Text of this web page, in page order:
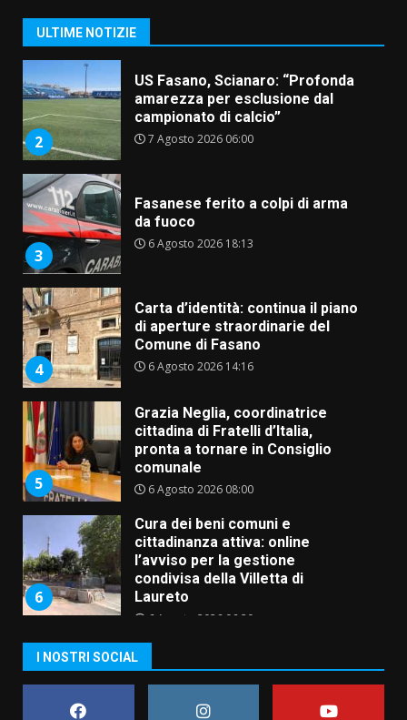
ULTIME NOTIZIE
1
2
US Fasano, Scianaro: “Profonda
amarezza per esclusione dal
campionato di calcio”
7 Agosto 2026 06:00
3
da fuoco
4
di aperture straordinarie del
Comune di Fasano
5
cittadina di Fratelli d’Italia,
pronta a tornare in Consiglio
comunale
6
cittadinanza attiva: online
l’avviso per la gestione
condivisa della Villetta di
Laureto
La magia del Minareto e la prima
assoluta de “L’Albergo
Belvedere. Il rapimento”
I NOSTRI SOCIAL